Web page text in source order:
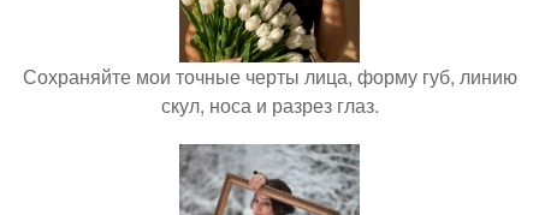
Сохраняйте мои точные черты лица, форму губ, линию
скул, носа и разрез глаз.